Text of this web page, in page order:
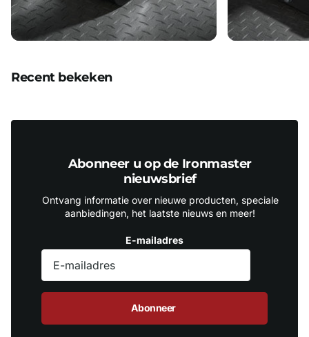
Recent bekeken
Abonneer u op de Ironmaster
nieuwsbrief
Ontvang informatie over nieuwe producten, speciale
aanbiedingen, het laatste nieuws en meer!
E-mailadres
Abonneer